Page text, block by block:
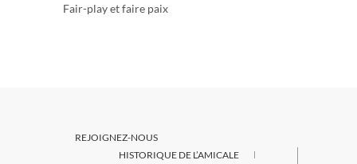
Fair-play et faire paix
REJOIGNEZ-NOUS
HISTORIQUE DE L’AMICALE